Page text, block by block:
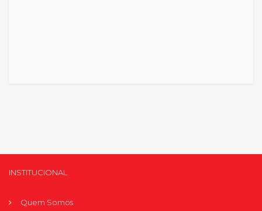
INSTITUCIONAL
Quem Somos